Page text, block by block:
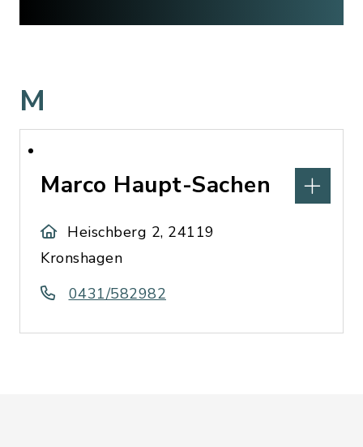
M
Marco Haupt-Sachen
Heischberg 2, 24119
Kronshagen
0431/582982